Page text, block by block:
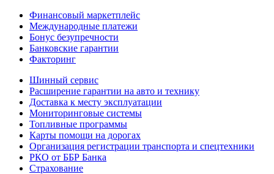
Финансовый маркетплейс
Международные платежи
Бонус безупречности
Банковские гарантии
Факторинг
Шинный сервис
Расширение гарантии на авто и технику
Доставка к месту эксплуатации
Мониторинговые системы
Топливные программы
Карты помощи на дорогах
Организация регистрации транспорта и спецтехники
РКО от ББР Банка
Страхование